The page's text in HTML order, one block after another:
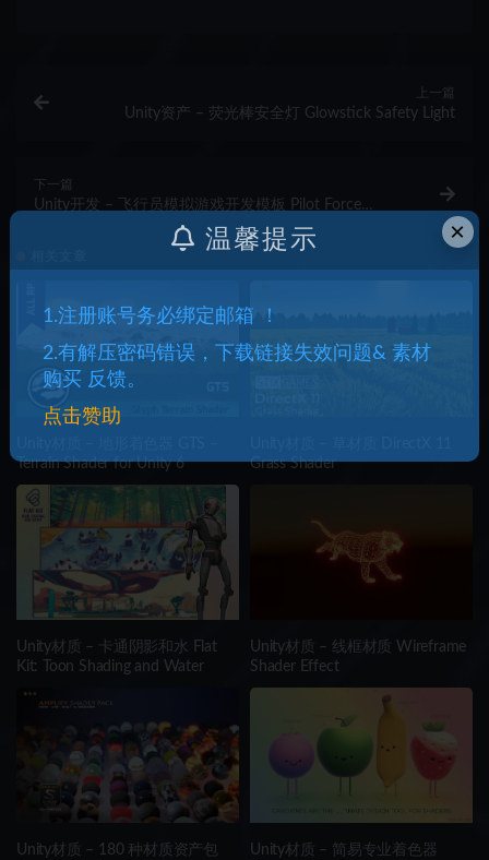
上一篇
Unity资产 – 荧光棒安全灯 Glowstick Safety Light
下一篇
Unity开发 – 飞行员模拟游戏开发模板 Pilot Force
Terrain Shader for Unity 6
Grass Shader
Unity材质 – 卡通阴影和水 Flat
Kit: Toon Shading and Water
Unity材质 – 线框材质 Wireframe
Shader Effect
Unity材质 – 180 种材质资产包
Unity材质 – 简易专业着色器
×
温馨提示
1.注册账号务必绑定邮箱 ！
2.有解压密码错误，下载链接失效问题& 素材
购买 反馈。
点击赞助